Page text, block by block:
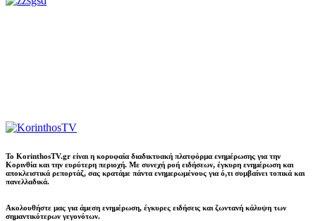
Το KorinthosTV.gr είναι η κορυφαία διαδικτυακή πλατφόρμα ενημέρωσης για την
Κορινθία και την ευρύτερη περιοχή. Με συνεχή ροή ειδήσεων, έγκυρη ενημέρωση και
αποκλειστικά ρεπορτάζ, σας κρατάμε πάντα ενημερωμένους για ό,τι συμβαίνει τοπικά και
πανελλαδικά.
Ακολουθήστε μας για άμεση ενημέρωση, έγκυρες ειδήσεις και ζωντανή κάλυψη των
σημαντικότερων γεγονότων.